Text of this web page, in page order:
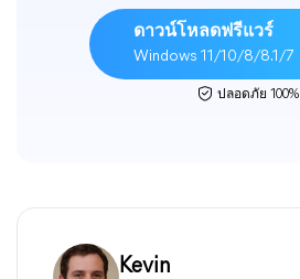
ดาวน์โหลดฟรีแวร์
Windows 11/10/8/8.1/7
ปลอดภัย 100%
Kevin